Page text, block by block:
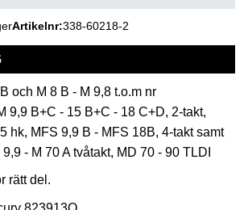
Artikelnr 338-60218-2
och M 8 B - M 9,8 t.o.m nr
9,9 B+C - 15 B+C - 18 C+D, 2-takt,
hk, MFS 9,9 B - MFS 18B, 4-takt samt
- M 70 A tvåtakt, MD 70 - 90 TLDI
rätt del.